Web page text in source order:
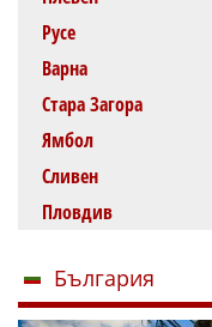
Русе
Варна
Стара Загора
Ямбол
Сливен
Пловдив
България